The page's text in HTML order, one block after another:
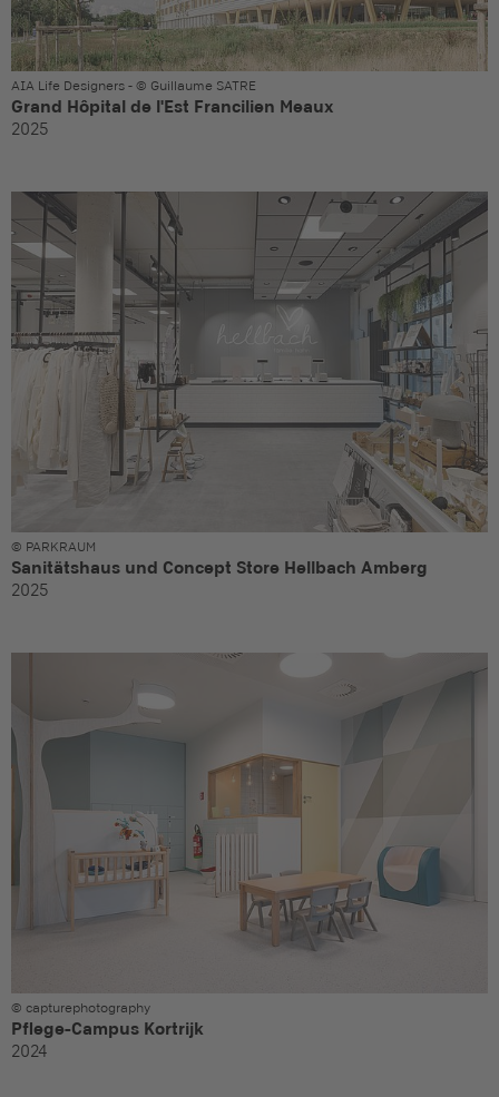
AIA Life Designers - © Guillaume SATRE
Grand Hôpital de l'Est Francilien Meaux
2025
© PARKRAUM
Sanitätshaus und Concept Store Hellbach Amberg
2025
© capturephotography
Pflege-Campus Kortrijk
2024